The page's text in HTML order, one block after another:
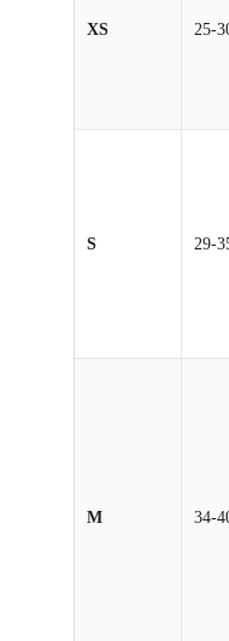
XS 25-
S 29-
M 34-